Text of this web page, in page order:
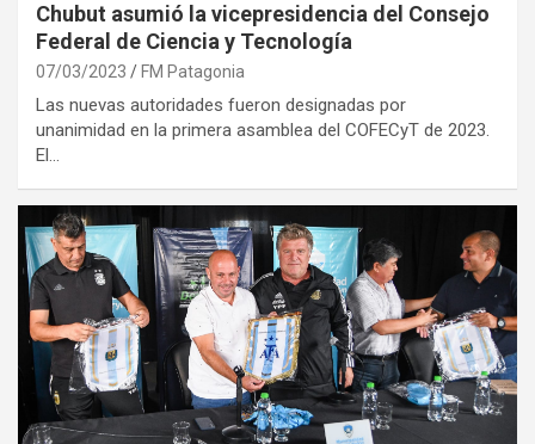
Chubut asumió la vicepresidencia del Consejo
Federal de Ciencia y Tecnología
07/03/2023 FM Patagonia
Las nuevas autoridades fueron designadas por
unanimidad en la primera asamblea del COFECyT de 2023.
El…